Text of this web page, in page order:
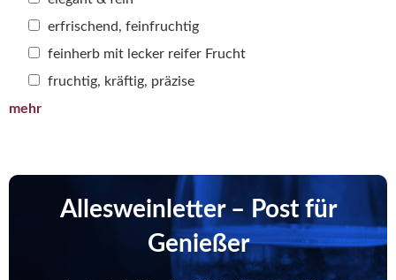
erfrischend, feinfruchtig
feinherb mit lecker reifer Frucht
fruchtig, kräftig, präzise
mehr
Allesweinletter – Post für
Genießer